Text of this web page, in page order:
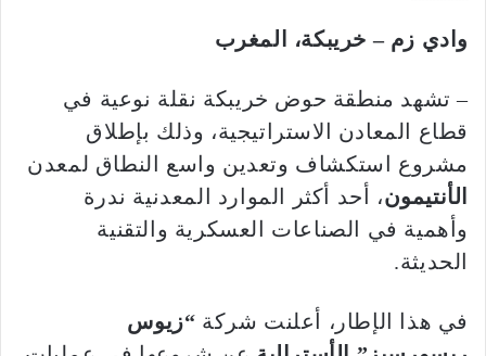
وادي زم – خريبكة، المغرب
– تشهد منطقة حوض خريبكة نقلة نوعية في
قطاع المعادن الاستراتيجية، وذلك بإطلاق
مشروع استكشاف وتعدين واسع النطاق لمعدن
الأنتيمون، أحد أكثر الموارد المعدنية ندرة
وأهمية في الصناعات العسكرية والتقنية
الحديثة.
في هذا الإطار، أعلنت شركة “زيوس